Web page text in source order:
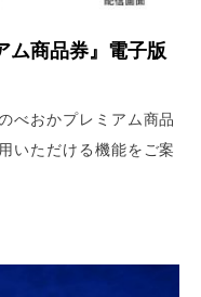
ム商品券』電子版
べおかプレミアム商品
いただける機能をご案